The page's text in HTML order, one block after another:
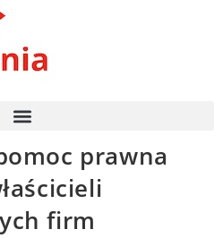
prawna
firm